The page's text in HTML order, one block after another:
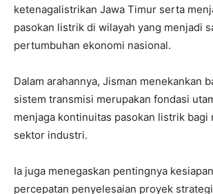
ketenagalistrikan Jawa Timur serta
pasokan listrik di wilayah yang menjadi
pertumbuhan ekonomi nasional.
Dalam arahannya, Jisman menekankan
sistem transmisi merupakan fondasi
menjaga kontinuitas pasokan listrik bagi
sektor industri.
Ia juga menegaskan pentingnya
percepatan penyelesaian proyek